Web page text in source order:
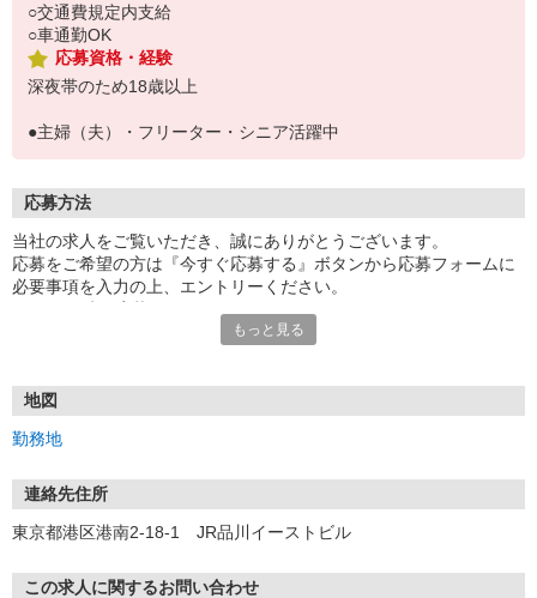
○交通費規定内支給
○車通勤OK
応募資格・経験
深夜帯のため18歳以上
●主婦（夫）・フリーター・シニア活躍中
応募方法
当社の求人をご覧いただき、誠にありがとうございます。
応募をご希望の方は『今すぐ応募する』ボタンから応募フォームに
必要事項を入力の上、エントリーください。
号」など
もっと見る
地図
勤務地
連絡先住所
東京都港区港南2-18-1 JR品川イーストビル
この求人に関するお問い合わせ